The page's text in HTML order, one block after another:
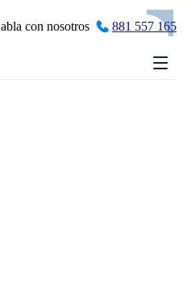
con nosotros 881 557 165